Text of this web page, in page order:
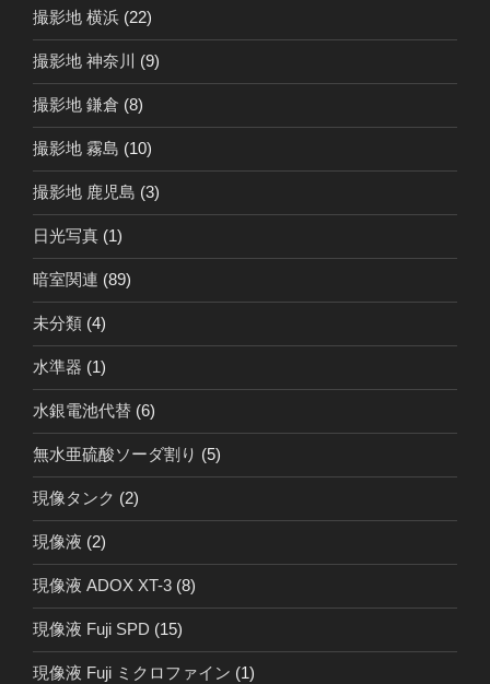
撮影地 横浜 (22)
撮影地 神奈川 (9)
撮影地 鎌倉 (8)
撮影地 霧島 (10)
撮影地 鹿児島 (3)
日光写真 (1)
暗室関連 (89)
未分類 (4)
水準器 (1)
水銀電池代替 (6)
無水亜硫酸ソーダ割り (5)
現像タンク (2)
現像液 (2)
現像液 ADOX XT-3 (8)
現像液 Fuji SPD (15)
現像液 Fuji ミクロファイン (1)